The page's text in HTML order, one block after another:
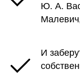
Ю. А.
И